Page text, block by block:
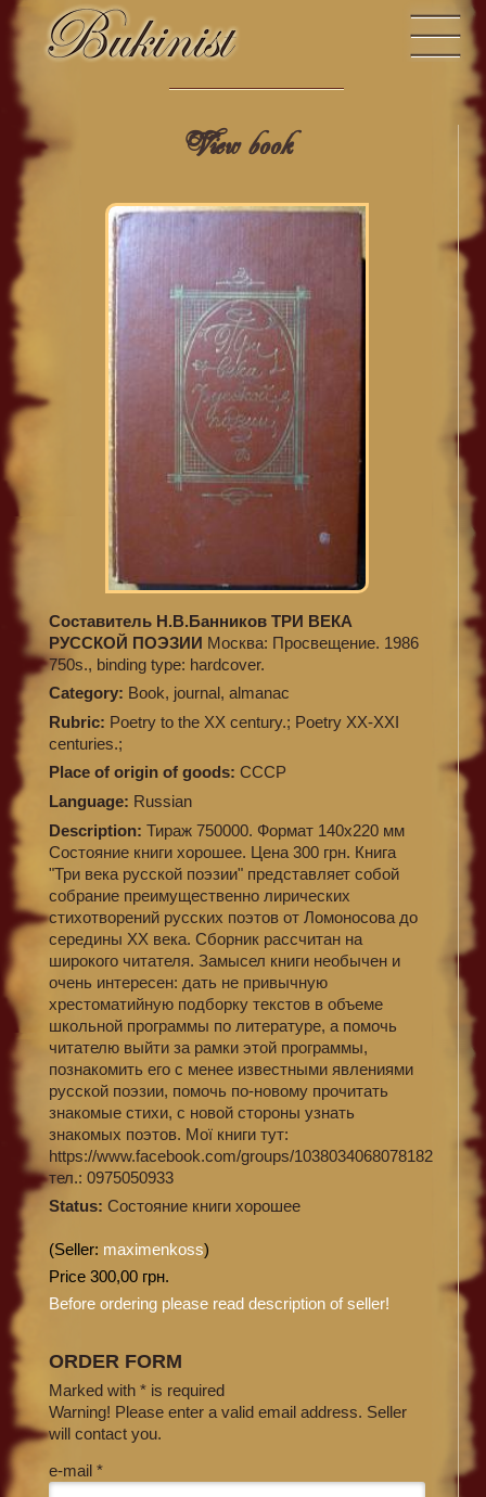
View book
Составитель Н.В.Банников ТРИ ВЕКА
РУССКОЙ ПОЭЗИИ Москва: Просвещение. 1986
750s., binding type: hardcover.
Category: Book, journal, almanac
Rubric: Poetry to the XX century.; Poetry XX-XXI
centuries.;
Place of origin of goods: СССР
Language: Russian
Description: Тираж 750000. Формат 140х220 мм
Состояние книги хорошее. Цена 300 грн. Книга
"Три века русской поэзии" представляет собой
собрание преимущественно лирических
стихотворений русских поэтов от Ломоносова до
середины XX века. Сборник рассчитан на
широкого читателя. Замысел книги необычен и
очень интересен: дать не привычную
хрестоматийную подборку текстов в объеме
школьной программы по литературе, а помочь
читателю выйти за рамки этой программы,
познакомить его с менее известными явлениями
русской поэзии, помочь по-новому прочитать
знакомые стихи, с новой стороны узнать
знакомых поэтов. Мої книги тут:
https://www.facebook.com/groups/1038034068078182
тел.: 0975050933
Status: Состояние книги хорошее
(Seller: maximenkoss)
Price 300,00 грн.
Before ordering please read description of seller!
ORDER FORM
Marked with * is required
Warning! Please enter a valid email address. Seller
will contact you.
e-mail *